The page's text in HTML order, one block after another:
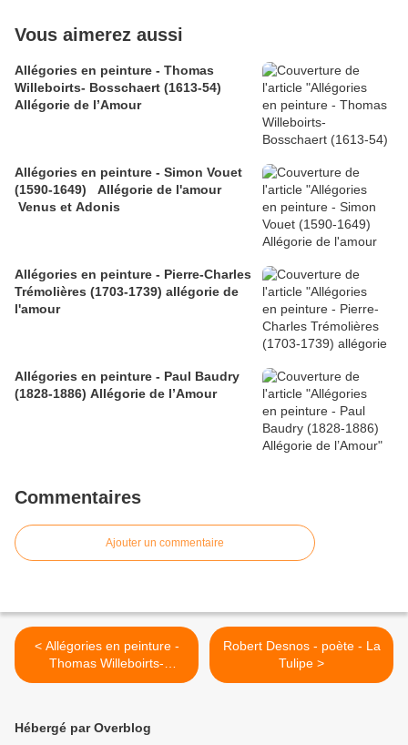
Vous aimerez aussi
Allégories en peinture - Thomas
Willeboirts- Bosschaert (1613-54)
Allégorie de l’Amour
Allégories en peinture - Simon Vouet
(1590-1649) Allégorie de l'amour
Venus et Adonis
Allégories en peinture - Pierre-Charles
Trémolières (1703-1739) allégorie de
l'amour
Allégories en peinture - Paul Baudry
(1828-1886) Allégorie de l’Amour
Commentaires
Ajouter un commentaire
< Allégories en peinture -
Thomas Willeboirts-
Bosschaert (1613-54)
Robert Desnos - poète - La
Tulipe >
Hébergé par Overblog